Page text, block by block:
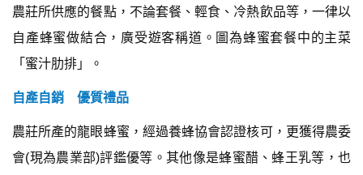
農莊所供應的餐點，不論套餐、輕食、冷熱飲品等，一律以
自產蜂蜜做結合，廣受遊客稱道。圖為蜂蜜套餐中的主菜
「蜜汁肋排」。
自產自銷 優質禮品
農莊所產的龍眼蜂蜜，經過養蜂協會認證核可，更獲得農委
會(現為農業部)評鑑優等。其他像是蜂蜜醋、蜂王乳等，也